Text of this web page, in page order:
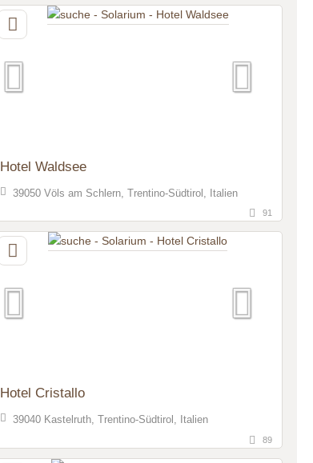
Hotel Waldsee
39050 Völs am Schlern, Trentino-Südtirol, Italien
91
Hotel Cristallo
39040 Kastelruth, Trentino-Südtirol, Italien
89